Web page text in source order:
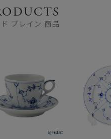
プレイン 商品